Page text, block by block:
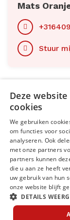
Mats
Stuur
Menu
Kantoren
Open
Volg ons op
Deze
cookies
We gebruiken
om functies voor
analyseren. Ook
met onze partners
partners kunnen
die u aan ze heeft
uw gebruik van hun
onze website blijft
DETAILS